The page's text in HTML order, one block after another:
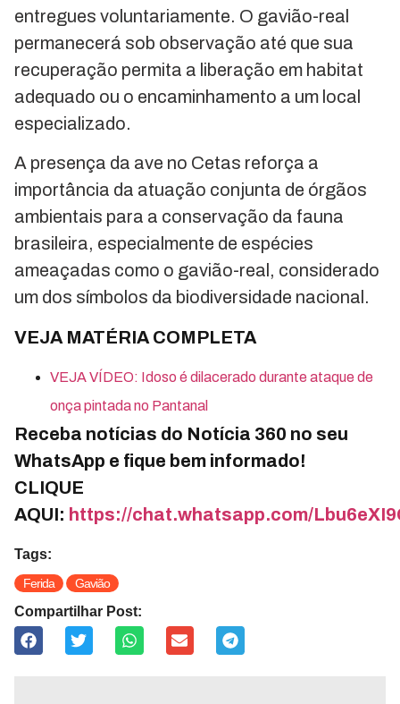
entregues voluntariamente. O gavião-real
permanecerá sob observação até que sua
recuperação permita a liberação em habitat
adequado ou o encaminhamento a um local
especializado.
A presença da ave no Cetas reforça a
importância da atuação conjunta de órgãos
ambientais para a conservação da fauna
brasileira, especialmente de espécies
ameaçadas como o gavião-real, considerado
um dos símbolos da biodiversidade nacional.
VEJA MATÉRIA COMPLETA
VEJA VÍDEO: Idoso é dilacerado durante ataque de
onça pintada no Pantanal
Receba notícias do Notícia 360 no seu
WhatsApp e fique bem informado!
CLIQUE
AQUI: https://chat.whatsapp.com/
Tags:
Ferida Gavião
Compartilhar Post: